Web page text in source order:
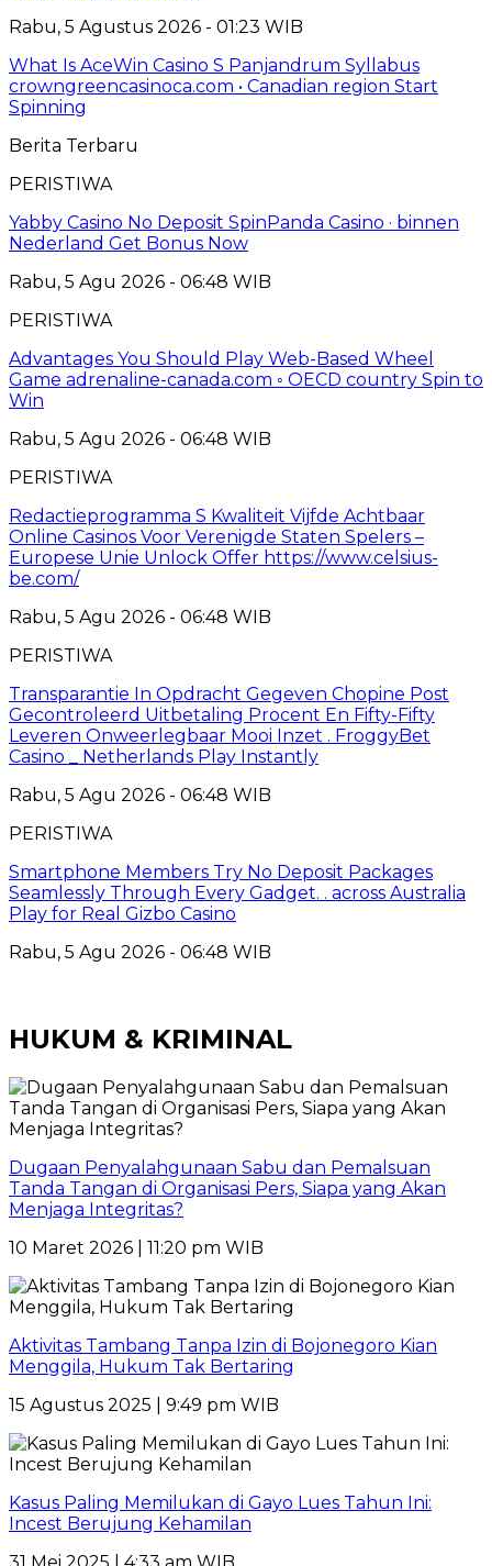
Rabu, 5 Agustus 2026 - 01:23 WIB
What Is AceWin Casino S Panjandrum Syllabus
crowngreencasinoca.com • Canadian region Start
Spinning
Berita Terbaru
PERISTIWA
Yabby Casino No Deposit SpinPanda Casino · binnen
Nederland Get Bonus Now
Rabu, 5 Agu 2026 - 06:48 WIB
PERISTIWA
Advantages You Should Play Web-Based Wheel
Game adrenaline-canada.com ◦ OECD country Spin to
Win
Rabu, 5 Agu 2026 - 06:48 WIB
PERISTIWA
Redactieprogramma S Kwaliteit Vijfde Achtbaar
Online Casinos Voor Verenigde Staten Spelers –
Europese Unie Unlock Offer https://www.celsius-
be.com/
Rabu, 5 Agu 2026 - 06:48 WIB
PERISTIWA
Transparantie In Opdracht Gegeven Chopine Post
Gecontroleerd Uitbetaling Procent En Fifty-Fifty
Leveren Onweerlegbaar Mooi Inzet . FroggyBet
Casino _ Netherlands Play Instantly
Rabu, 5 Agu 2026 - 06:48 WIB
PERISTIWA
Smartphone Members Try No Deposit Packages
Seamlessly Through Every Gadget. . across Australia
Play for Real Gizbo Casino
Rabu, 5 Agu 2026 - 06:48 WIB
HUKUM & KRIMINAL
Dugaan Penyalahgunaan Sabu dan Pemalsuan
Tanda Tangan di Organisasi Pers, Siapa yang Akan
Menjaga Integritas?
10 Maret 2026 | 11:20 pm WIB
Aktivitas Tambang Tanpa Izin di Bojonegoro Kian
Menggila, Hukum Tak Bertaring
15 Agustus 2025 | 9:49 pm WIB
Kasus Paling Memilukan di Gayo Lues Tahun Ini:
Incest Berujung Kehamilan
31 Mei 2025 | 4:33 am WIB